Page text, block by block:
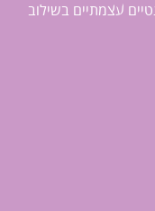
עצמתיים בשילוב